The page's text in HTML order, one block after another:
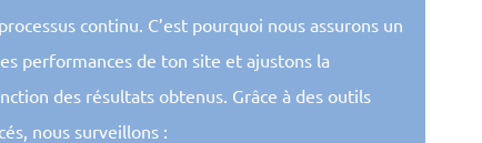
continu. C’est pourquoi nous assurons un
performances de ton site et ajustons la
des résultats obtenus. Grâce à des outils
nous surveillons :